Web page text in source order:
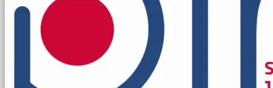
Hasta Bileklikleri